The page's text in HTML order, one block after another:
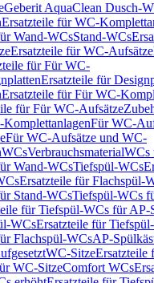
Geberit AquaClean Dusch-
Ersatzteile für WC-
Wand-WCsStand-WCs
Ersatzteile für WC-Aufsätze
für Für WC-
Ersatzteile für
Ersatzteile für Für WC-
für Für WC-Aufsätze
Für WC-
Für WC-Aufsätze und WC-
WCsVerbrauchsmaterialWCs
Wand-WCsTiefspül-WCs
Ersatzteile für Flachspül-
Stand-WCsTiefspül-WCs
für Tiefspül-WCs für AP-
WCsErsatzteile für
Flachspül-WCsAP-
WC-SitzeErsatzteile
WC-SitzeComfort WCs